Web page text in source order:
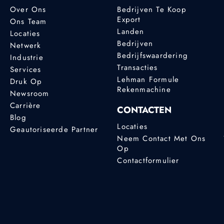
Over Ons
Ons Team
Locaties
Netwerk
Industrie
Services
Druk Op
Newsroom
Carrière
Blog
Geautoriseerde Partner
Bedrijven Te Koop
Export
Landen
Bedrijven
Bedrijfswaardering
Transacties
Lehman Formule
Rekenmachine
CONTACTEN
Locaties
Neem Contact Met Ons
Op
Contactformulier